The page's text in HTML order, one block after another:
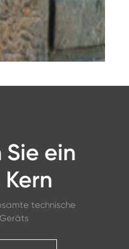
Sie ein
technische